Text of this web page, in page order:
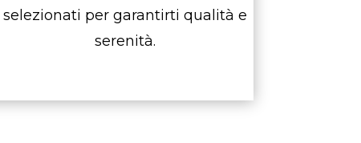
selezionati per garantirti qualità e
serenità.